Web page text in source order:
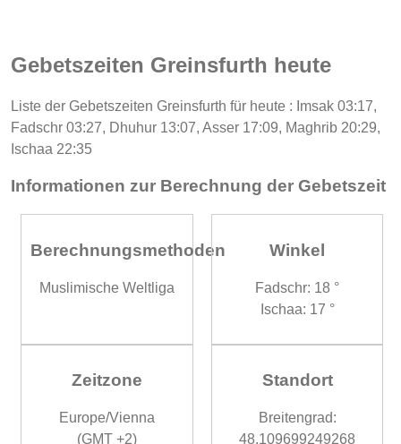
Gebetszeiten Greinsfurth heute
Liste der Gebetszeiten Greinsfurth für heute : Imsak 03:17,
Fadschr 03:27, Dhuhur 13:07, Asser 17:09, Maghrib 20:29,
Ischaa 22:35
Informationen zur Berechnung der Gebetszeit
Berechnungsmethoden
Muslimische Weltliga
Winkel
Fadschr: 18 °
Ischaa: 17 °
Zeitzone
Europe/Vienna
(GMT +2)
Standort
Breitengrad:
48.109699249268